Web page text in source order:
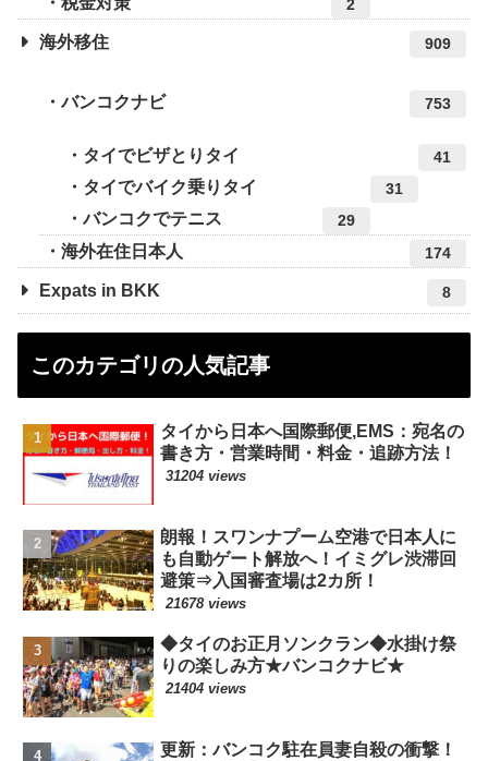
2
海外移住 909
バンコクナビ 753
タイでビザとりタイ 41
タイでバイク乗りタイ 31
バンコクでテニス 29
海外在住日本人 174
Expats in BKK 8
このカテゴリの人気記事
タイから日本へ国際郵便,EMS：宛名の
書き方・営業時間・料金・追跡方法！
31204 views
朗報！スワンナプーム空港で日本人に
も自動ゲート解放へ！イミグレ渋滞回
避策⇒入国審査場は2カ所！
21678 views
◆タイのお正月ソンクラン◆水掛け祭
りの楽しみ方★バンコクナビ★
21404 views
更新：バンコク駐在員妻自殺の衝撃！